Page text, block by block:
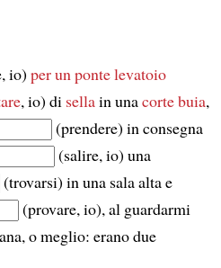
io) per un ponte levatoio
, io) di sellain unacorte buia,
(prendere) in consegna
(salire, io) una
(trovarsi) in una sala alta e
(provare, io), al guardarmi
o meglio: erano due